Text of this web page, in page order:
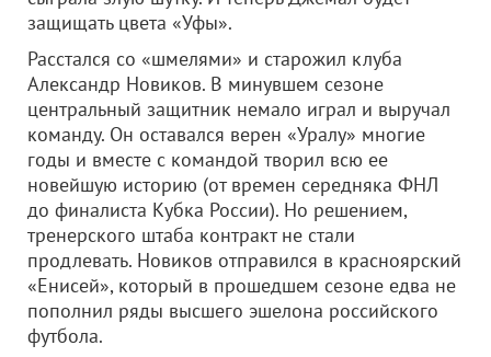
защищать цвета «Уфы».
Расстался со «шмелями» и старожил клуба
Александр Новиков. В минувшем сезоне
центральный защитник немало играл и выручал
команду. Он оставался верен «Уралу» многие
годы и вместе с командой творил всю ее
новейшую историю (от времен середняка ФНЛ
до финалиста Кубка России). Но решением,
тренерского штаба контракт не стали
продлевать. Новиков отправился в красноярский
«Енисей», который в прошедшем сезоне едва не
пополнил ряды высшего эшелона российского
футбола.